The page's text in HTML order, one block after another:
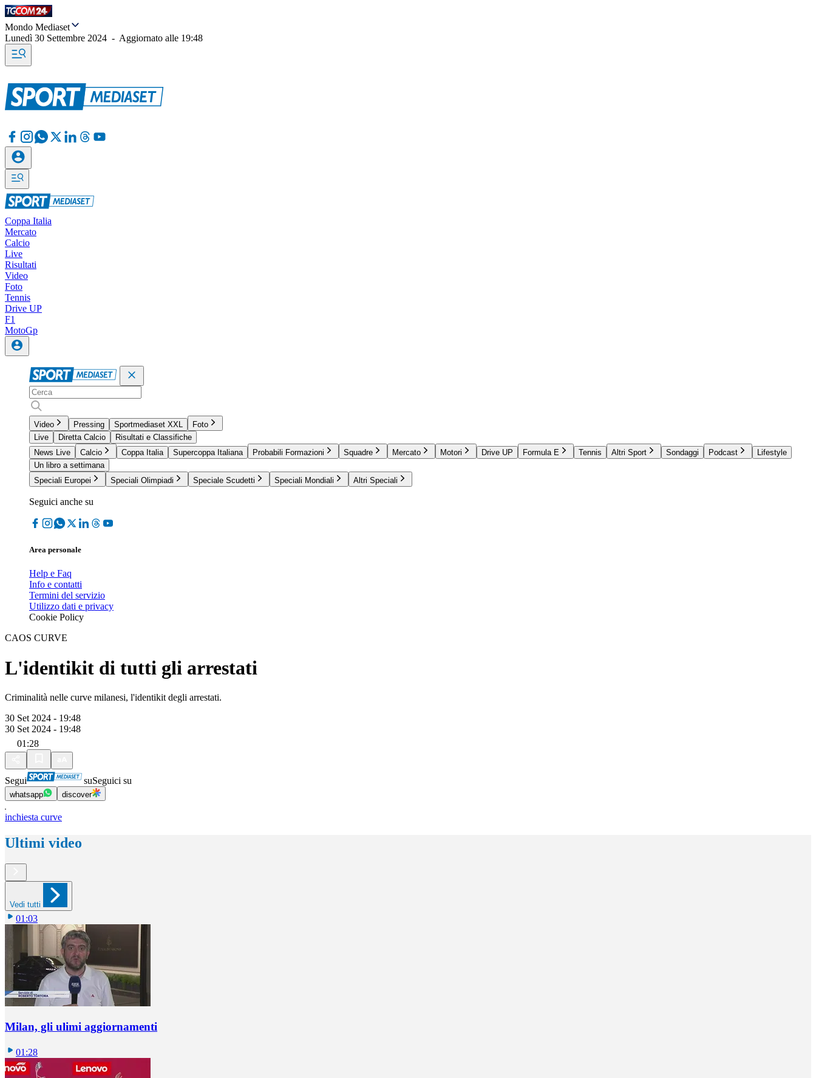
Mondo Mediaset
Lunedì 30 Settembre 2024 - Aggiornato alle 19:48
Coppa Italia
Mercato
Calcio
Live
Risultati
Video
Foto
Tennis
Drive UP
F1
MotoGp
Video Pressing Sportmediaset XXL
Foto
Live
Diretta Calcio
Risultati e Classifiche
News Live
Calcio Coppa Italia Supercoppa Italiana Probabili Formazioni Squadre Mercato Motori Drive UP Formula E Tennis Altri Sport Sondaggi Podcast
Lifestyle
Un libro a settimana
Speciali Europei
Speciali Olimpiadi Speciale Scudetti Speciali Mondiali Altri Speciali
Seguici anche su
Area personale
Help e Faq
Info e contatti
Termini del servizio
Utilizzo dati e privacy
Cookie Policy
CAOS CURVE
L'identikit di tutti gli arrestati
Criminalità nelle curve milanesi, l'identikit degli arrestati.
30 Set 2024 - 19:48
30 Set 2024 - 19:48
01:28
Segui suSeguici su
whatsapp discover
inchiesta curve
Ultimi video
Vedi tutti
01:03
Milan, gli ulimi aggiornamenti
01:28